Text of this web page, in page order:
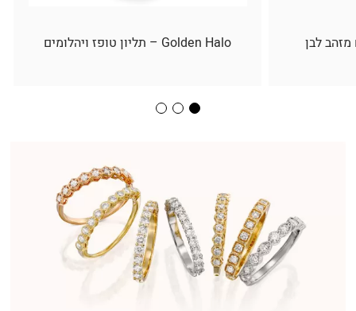
מזהב לבן Golden Halo – תליון טופז ויהלומים